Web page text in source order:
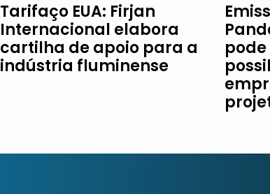
Tarifaço EUA: Firjan
Internacional elabora
cartilha de apoio para a
indústria fluminense